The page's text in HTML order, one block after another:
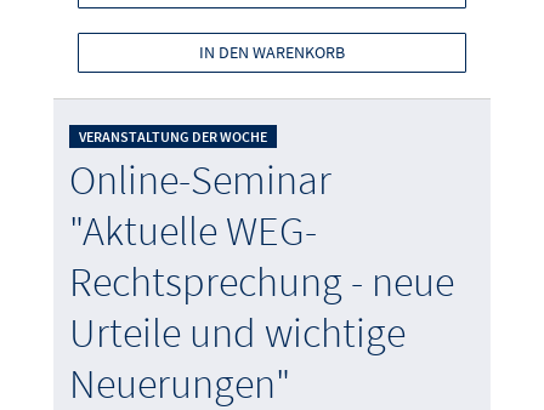
IN DEN WARENKORB
VERANSTALTUNG DER WOCHE
Online-Seminar
"Aktuelle WEG-
Rechtsprechung - neue
Urteile und wichtige
Neuerungen"